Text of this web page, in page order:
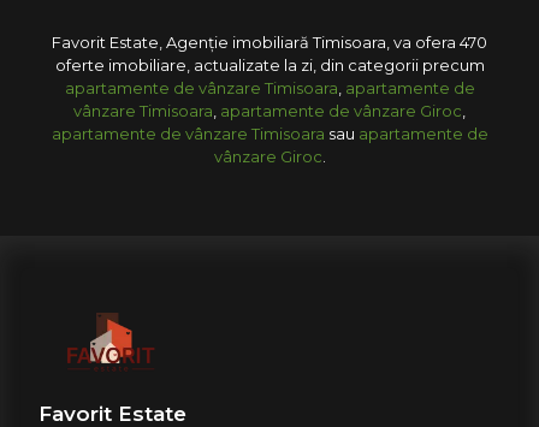
Favorit Estate, Agenție imobiliară Timisoara, va ofera 470
oferte imobiliare, actualizate la zi, din categorii precum
apartamente de vânzare Timisoara apartamente de
vânzare Timisoara apartamente de vânzare Giroc
apartamente de vânzare Timisoara sau apartamente de
vânzare Giroc
Favorit Estate